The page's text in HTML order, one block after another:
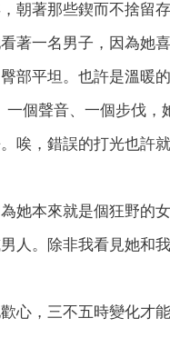
朝著那些鍥而不捨留
著一名男子，因為她
部平坦。也許是溫暖
個聲音、一個步伐，
唉，錯誤的打光也許
她本來就是個狂野的
人。除非我看見她和
心，三不五時變化才